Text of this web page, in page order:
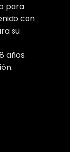
para
con
su
años